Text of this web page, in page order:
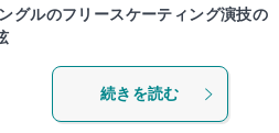
グルのフリースケーティング演技の
続きを読む